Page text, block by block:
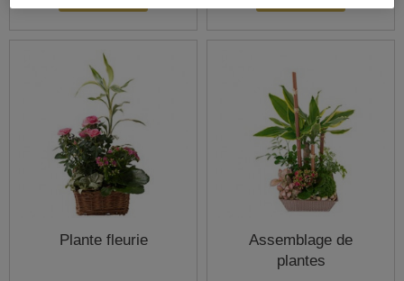
Plante fleurie
Assemblage de
plantes